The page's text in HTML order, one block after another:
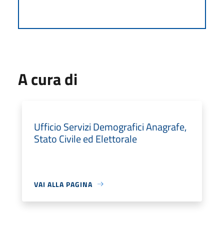
A cura di
Ufficio Servizi Demografici Anagrafe,
Stato Civile ed Elettorale
VAI ALLA PAGINA